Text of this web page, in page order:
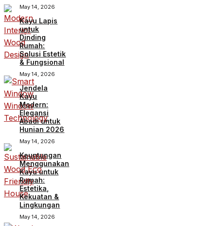
May 14, 2026
Kayu Lapis
untuk
Dinding
Rumah:
Solusi Estetik
& Fungsional
May 14, 2026
Jendela
Kayu
Modern:
Elegansi
Abadi untuk
Hunian 2026
May 14, 2026
Keuntungan
Menggunakan
Kayu untuk
Rumah:
Estetika,
Kekuatan &
Lingkungan
May 14, 2026